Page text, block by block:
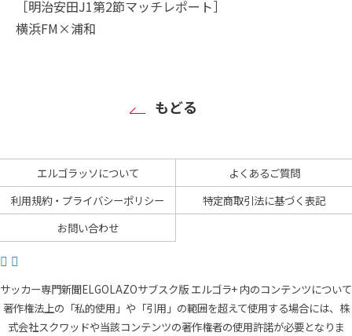
［明治安田J1第2節マッチレポート］
横浜FM×浦和
もどる
エルゴラッソについて
よくあるご質問
利用規約・プライバシーポリシー
特定商取引法に基づく表記
お問い合わせ
サッカー専門新聞ELGOLAZOサブスク版 エルゴラ+ 内のコンテンツについて
著作権法上の「私的使用」や「引用」の範囲を超えて使用する場合には、株
式会社スクワッドや当該コンテンツの著作権者の使用許諾が必要となりま